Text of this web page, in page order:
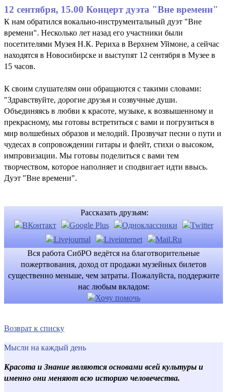
12 сентября, 15.00 Концерт дуэта "Вне времени"
К нам обратился вокально-инструментальный дуэт "Вне
времени". Несколько лет назад его участники были
посетителями Музея Н.К. Рериха в Верхнем Уймоне, а сейчас
находятся в Новосибирске и выступят 12 сентября в Музее в
15 часов.
К своим слушателям они обращаются с такими словами:
"Здравствуйте, дорогие друзья и созвучные души.
Объединяясь в любви к красоте, музыке, к возвышенному и
прекрасному, мы готовы встретиться с вами и погрузиться в
мир волшебных образов и мелодий. Прозвучат песни о пути и
чудесах в сопровождении гитары и флейт, стихи о высоком,
импровизации. Мы готовы поделиться с вами тем
творчеством, которое наполняет и сподвигает идти ввысь.
Дуэт "Вне времени".
Рассказать друзьям:
Вся работа СибРО ведётся на благотворительные
пожертвования, доход от продажи музейных билетов
существенно меньше, чем затраты. Пожалуйста, поддержите
нас любым вкладом:
Возврат к списку
Мысли на каждый день
Красота и Знание являются основами всей культуры и
именно они меняют всю историю человечества.